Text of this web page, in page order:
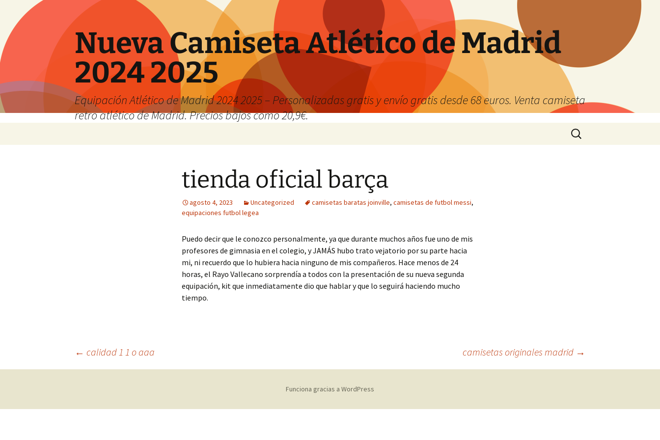
Nueva Camiseta Atlético de Madrid
2024 2025
Equipación Atlético de Madrid 2024 2025 – Personalizadas gratis y envío gratis desde 68 euros. Venta camiseta
retro atlético de Madrid. Precios bajos como 20,9€.
Buscar:
tienda oficial barça
agosto 4, 2023 Uncategorized camisetas baratas joinville, camisetas de futbol messi,
equipaciones futbol legea
Puedo decir que le conozco personalmente, ya que durante muchos años fue uno de mis
profesores de gimnasia en el colegio, y JAMÁS hubo trato vejatorio por su parte hacia
mi, ni recuerdo que lo hubiera hacia ninguno de mis compañeros. Hace menos de 24
horas, el Rayo Vallecano sorprendía a todos con la presentación de su nueva segunda
equipación, kit que inmediatamente dio que hablar y que lo seguirá haciendo mucho
tiempo.
Navegación
← calidad 1 1 o aaa camisetas originales madrid →
Funciona gracias a WordPress